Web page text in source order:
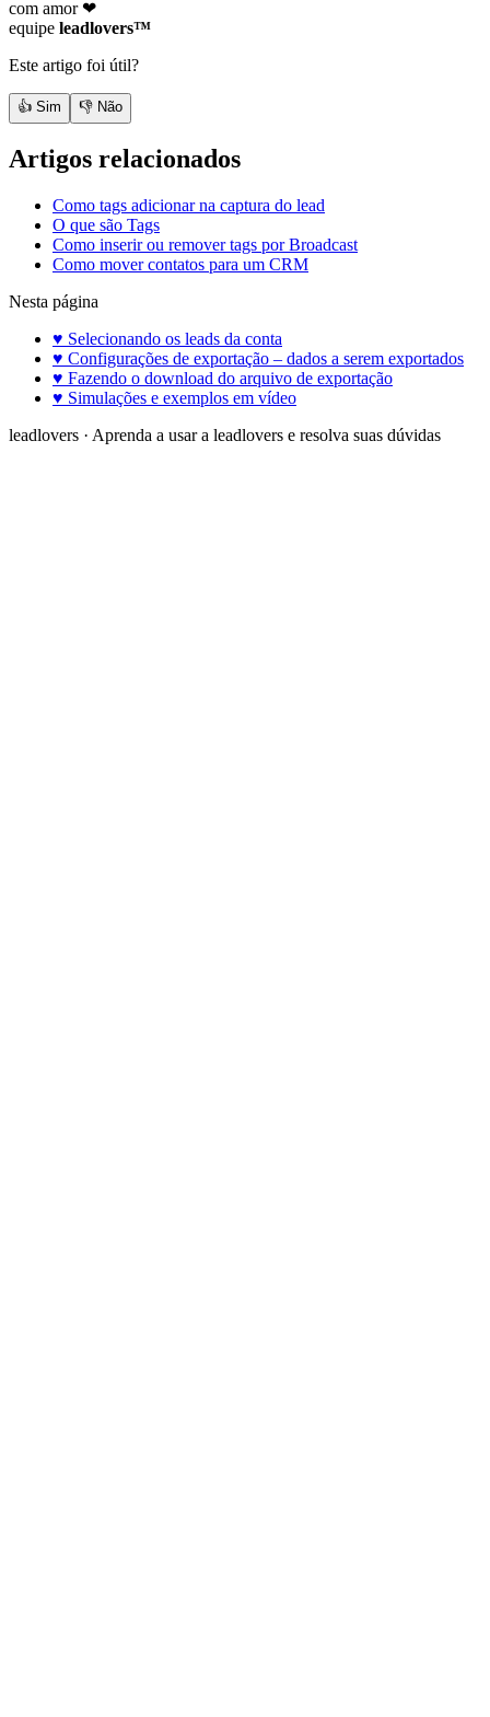
com amor ❤
equipe leadlovers™
Este artigo foi útil?
👍 Sim 👎 Não
Artigos relacionados
Como tags adicionar na captura do lead
O que são Tags
Como inserir ou remover tags por Broadcast
Como mover contatos para um CRM
Nesta página
♥ Selecionando os leads da conta
♥ Configurações de exportação – dados a serem exportados
♥ Fazendo o download do arquivo de exportação
♥ Simulações e exemplos em vídeo
leadlovers · Aprenda a usar a leadlovers e resolva suas dúvidas